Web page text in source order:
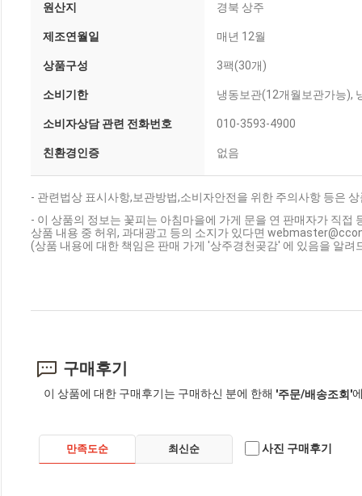
원산지 경북 상주
제조연월일 매년 12월
상품구성 3팩(30개)
소비기한 냉동보관(12개월보관가능),
소비자상담 관련 전화번호 010-3593-4900
친환경인증 없음
- 관련법상 표시사항,보관방법,소비자안전을 위한 주의사항 등은
- 이 상품의 정보는 꽃피는 아침마을에 가게 문을 연 판매자가 직접
상품 내용 중 허위, 과대광고 등의 소지가 있다면
(상품 내용에 대한 책임은 판매 가게 '상주경천곶감' 에 있음을 알려
구매후기
이 상품에 대한 구매후기는 구매하신 분에 한해 '주문/배송조회'
만족도순 최신순 사진 구매후기